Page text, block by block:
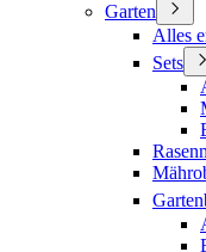
Garten
Alles
Sets